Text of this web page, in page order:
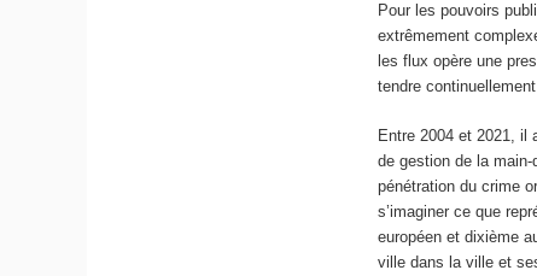
Pour les pouvoirs
extrêmement
les flux opère une
tendre
Entre 2004 et 2021, il
de gestion de la main-
pénétration du crime
s’imaginer ce que
européen et dixième
ville dans la ville et